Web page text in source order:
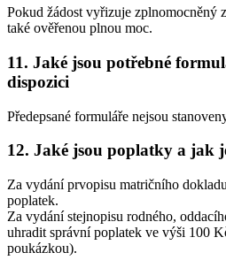
Pokud žádost vyřizuje zplnomocněný
také ověřenou plnou moc.
11. Jaké jsou potřebné
dispozici
Předepsané formuláře nejsou
12. Jaké jsou poplatky a jak
Za vydání prvopisu matričního
poplatek.
Za vydání stejnopisu rodného,
uhradit správní poplatek ve výši 100
poukázkou).